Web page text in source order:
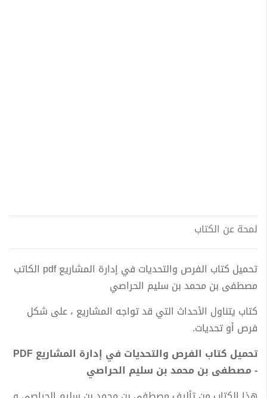
لمحة عن الكتاب
تحميل كتاب الفرص والتحديات في إدارة المشاريع pdf الكاتب
مصطفى بن محمد بن سليم الحراصي
كتاب يتناول الأحداث التي قد تواجه المشاريع ، على شكل
فرص أو تحديات.
تحميل كتاب الفرص والتحديات في إدارة المشاريع PDF
- مصطفى بن محمد بن سليم الحراصي